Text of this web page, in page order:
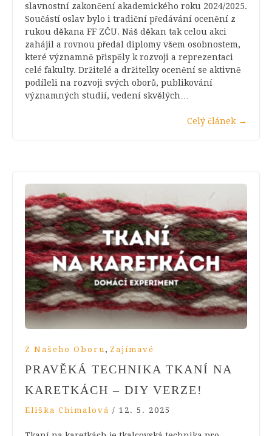
slavnostní zakončení akademického roku 2024/2025.
Součástí oslav bylo i tradiční předávání ocenění z
rukou děkana FF ZČU. Náš děkan tak celou akci
zahájil a rovnou předal diplomy všem osobnostem,
které významně přispěly k rozvoji a reprezentaci
celé fakulty. Držitelé a držitelky ocenění se aktivně
podíleli na rozvoji svých oborů, publikování
významných studií, vedení skvělých…
Celý článek →
Z Našeho Oboru , Zajímavé
PRAVĚKÁ TECHNIKA TKANÍ NA
KARETKÁCH – DIY VERZE!
Eliška Chimalová / 12. 5. 2025